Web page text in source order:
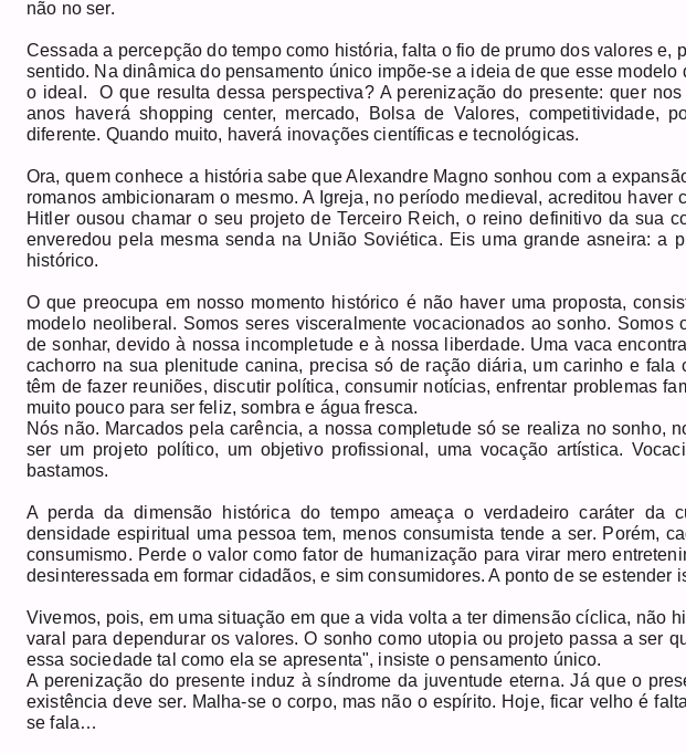
não no ser.
Cessada a percepção do tempo como história, falta o fio de prumo dos valores e,
sentido. Na dinâmica do pensamento único impõe-se a ideia de que esse
o ideal. O que resulta dessa perspectiva? A perenização do presente: quer
anos haverá shopping center, mercado, Bolsa de Valores, competitividade,
diferente. Quando muito, haverá inovações científicas e tecnológicas.
Ora, quem conhece a história sabe que Alexandre Magno sonhou com a
romanos ambicionaram o mesmo. A Igreja, no período medieval, acreditou haver
Hitler ousou chamar o seu projeto de Terceiro Reich, o reino definitivo da sua
enveredou pela mesma senda na União Soviética. Eis uma grande asneira: a
histórico.
O que preocupa em nosso momento histórico é não haver uma proposta,
modelo neoliberal. Somos seres visceralmente vocacionados ao sonho.
de sonhar, devido à nossa incompletude e à nossa liberdade. Uma vaca
cachorro na sua plenitude canina, precisa só de ração diária, um carinho e fala
têm de fazer reuniões, discutir política, consumir notícias, enfrentar problemas
muito pouco para ser feliz, sombra e água fresca.
Nós não. Marcados pela carência, a nossa completude só se realiza no sonho,
ser um projeto político, um objetivo profissional, uma vocação artística.
bastamos.
A perda da dimensão histórica do tempo ameaça o verdadeiro caráter da
densidade espiritual uma pessoa tem, menos consumista tende a ser. Porém,
consumismo. Perde o valor como fator de humanização para virar mero
desinteressada em formar cidadãos, e sim consumidores. A ponto de se estender
Vivemos, pois, em uma situação em que a vida volta a ter dimensão cíclica, não
varal para dependurar os valores. O sonho como utopia ou projeto passa a ser
essa sociedade tal como ela se apresenta", insiste o pensamento único.
A perenização do presente induz à síndrome da juventude eterna. Já que o
existência deve ser. Malha-se o corpo, mas não o espírito. Hoje, ficar velho é
se fala…